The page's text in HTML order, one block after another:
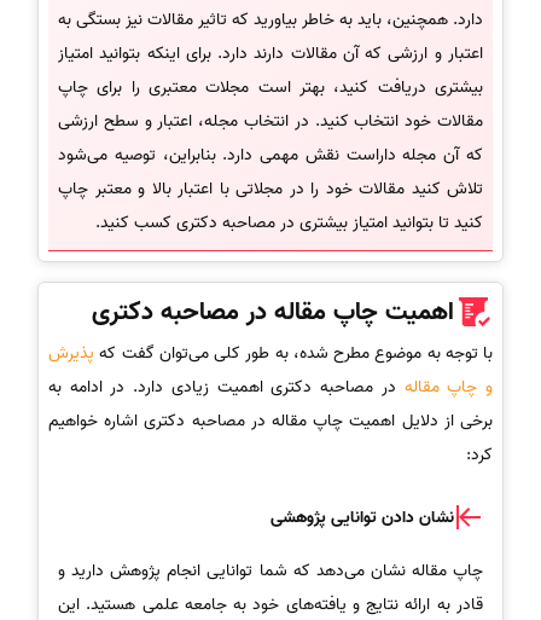
دارد. همچنین، باید به خاطر بیاورید که تاثیر مقالات نیز بستگی به
اعتبار و ارزشی که آن مقالات دارند دارد. برای اینکه بتوانید امتیاز
بیشتری دریافت کنید، بهتر است مجلات معتبری را برای چاپ
مقالات خود انتخاب کنید. در انتخاب مجله، اعتبار و سطح ارزشی
که آن مجله داراست نقش مهمی دارد. بنابراین، توصیه می‌شود
تلاش کنید مقالات خود را در مجلاتی با اعتبار بالا و معتبر چاپ
کنید تا بتوانید امتیاز بیشتری در مصاحبه دکتری کسب کنید.
اهمیت چاپ مقاله در مصاحبه دکتری
با توجه به موضوع مطرح شده، به طور کلی می‌توان گفت کهپذیرش
و چاپ مقاله در مصاحبه دکتری اهمیت زیادی دارد. در ادامه به
برخی از دلایل اهمیت چاپ مقاله در مصاحبه دکتری اشاره خواهیم
کرد:
نشان دادن توانایی پژوهشی
چاپ مقاله نشان می‌دهد که شما توانایی انجام پژوهش دارید و
قادر به ارائه نتایج و یافته‌های خود به جامعه علمی هستید. این